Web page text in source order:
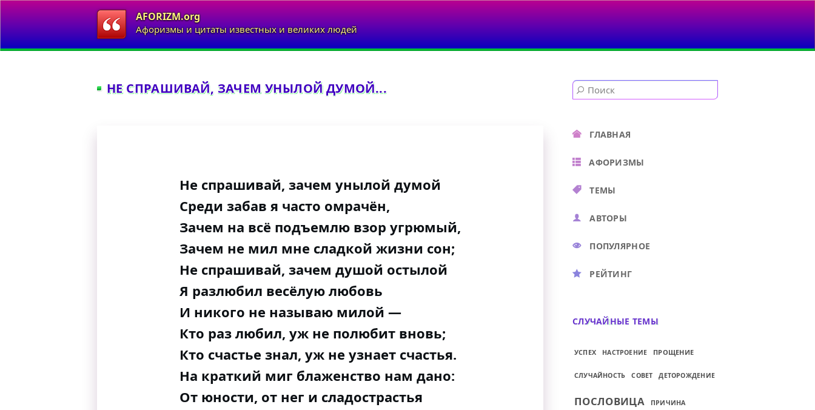
AFORIZM.org
Афоризмы и цитаты известных и великих людей
НЕ СПРАШИВАЙ, ЗАЧЕМ УНЫЛОЙ ДУМОЙ...
Не спрашивай, зачем унылой думой
Среди забав я часто омрачён,
Зачем на всё подъемлю взор угрюмый,
Зачем не мил мне сладкой жизни сон;
Не спрашивай, зачем душой остылой
Я разлюбил весёлую любовь
И никого не называю милой —
Кто раз любил, уж не полюбит вновь;
Кто счастье знал, уж не узнает счастья.
На краткий миг блаженство нам дано:
От юности, от нег и сладострастья
ГЛАВНАЯ
АФОРИЗМЫ
ТЕМЫ
АВТОРЫ
ПОПУЛЯРНОЕ
РЕЙТИНГ
СЛУЧАЙНЫЕ ТЕМЫ
УСПЕХ НАСТРОЕНИЕ ПРОЩЕНИЕ
СЛУЧАЙНОСТЬ СОВЕТ ДЕТОРОЖДЕНИЕ
ПОСЛОВИЦА ПРИЧИНА